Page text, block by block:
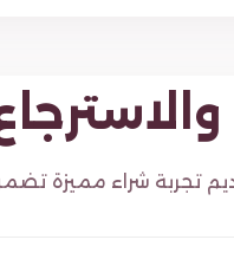
تجربة شراء مميزة